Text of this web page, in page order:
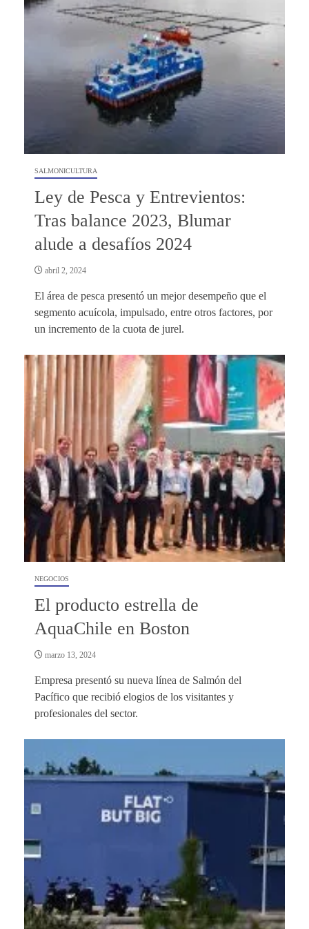
SALMONICULTURA
Ley de Pesca y Entrevientos:
Tras balance 2023, Blumar
alude a desafíos 2024
abril 2, 2024
El área de pesca presentó un mejor desempeño que el
segmento acuícola, impulsado, entre otros factores, por
un incremento de la cuota de jurel.
NEGOCIOS
El producto estrella de
AquaChile en Boston
marzo 13, 2024
Empresa presentó su nueva línea de Salmón del
Pacífico que recibió elogios de los visitantes y
profesionales del sector.